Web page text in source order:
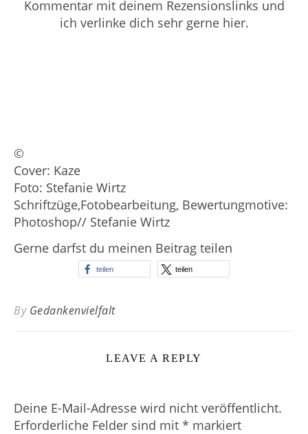
Kommentar mit deinem Rezensionslinks und
ich verlinke dich sehr gerne hier.
©
Cover: Kaze
Foto: Stefanie Wirtz
Schriftzüge,Fotobearbeitung, Bewertungmotive:
Photoshop// Stefanie Wirtz
Gerne darfst du meinen Beitrag teilen
teilen teilen
By Gedankenvielfalt
LEAVE A REPLY
Deine E-Mail-Adresse wird nicht veröffentlicht.
Erforderliche Felder sind mit * markiert